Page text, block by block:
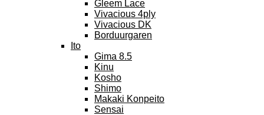
Gleem Lace
Vivacious 4ply
Vivacious DK
Borduurgaren
Ito
Gima 8.5
Kinu
Kosho
Shimo
Makaki Konpeito
Sensai